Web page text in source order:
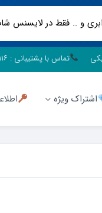
تماس با پشتیبانی : ۰۹۱۳۰۸۴۸۱۱۶
اشتراک ویژه